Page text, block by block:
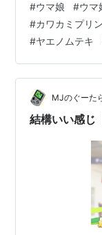
を買ってテレビ
ですよね。
だけど進路妨害
チパンドラに勝
ています。 ア
中距離の差し
#ウマ娘 #ウマ
#カワカミプリ
#ヤエノムテキ
MJのぐーた
結構いい感じ